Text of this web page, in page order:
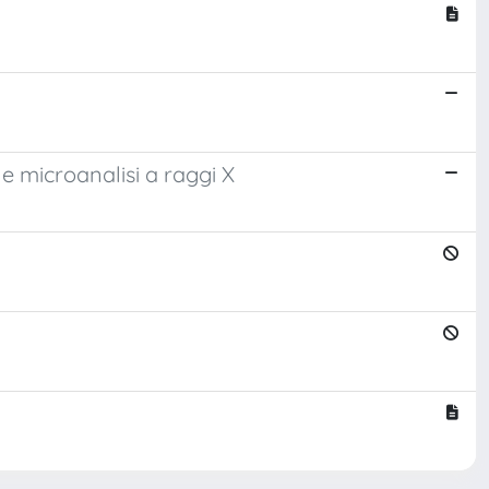
microanalisi a raggi X